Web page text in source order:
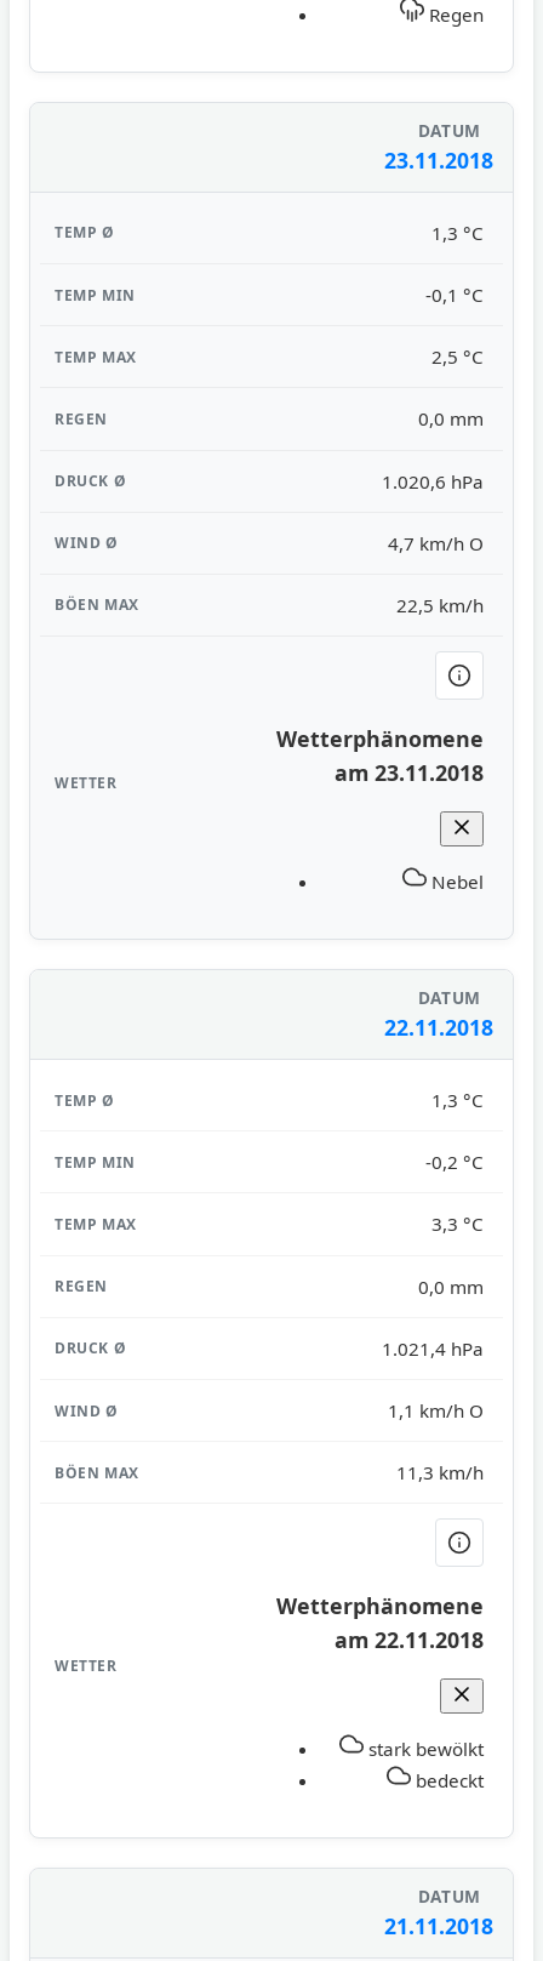
Regen
23.11.2018
1,3 °C
-0,1 °C
2,5 °C
0,0 mm
1.020,6 hPa
4,7 km/h O
22,5 km/h
Wetterphänomene
am 23.11.2018
Nebel
22.11.2018
1,3 °C
-0,2 °C
3,3 °C
0,0 mm
1.021,4 hPa
1,1 km/h O
11,3 km/h
Wetterphänomene
am 22.11.2018
stark bewölkt
bedeckt
21.11.2018